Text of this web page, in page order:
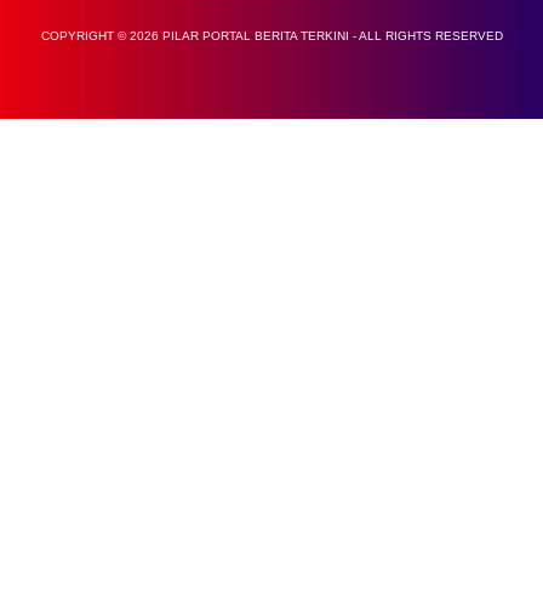
COPYRIGHT © 2026 PILAR PORTAL BERITA TERKINI - ALL RIGHTS RESERVED